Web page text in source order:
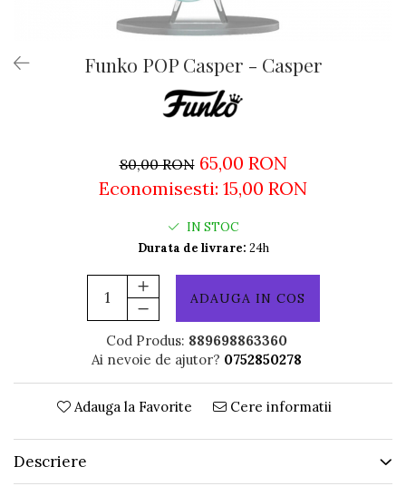
Funko POP Casper - Casper
80,00 RON 65,00 RON
Economisesti: 15,00 RON
IN STOC
Durata de livrare: 24h
ADAUGA IN COS
Cod Produs: 889698863360
Ai nevoie de ajutor? 0752850278
Adauga la Favorite Cere informatii
Descriere